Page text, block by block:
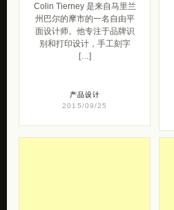
Colin Tierney 是来自马里兰
州巴尔的摩市的一名自由平
面设计师。他专注于品牌识
别和打印设计，手工刻字
[…]
产品设计
2015/09/25